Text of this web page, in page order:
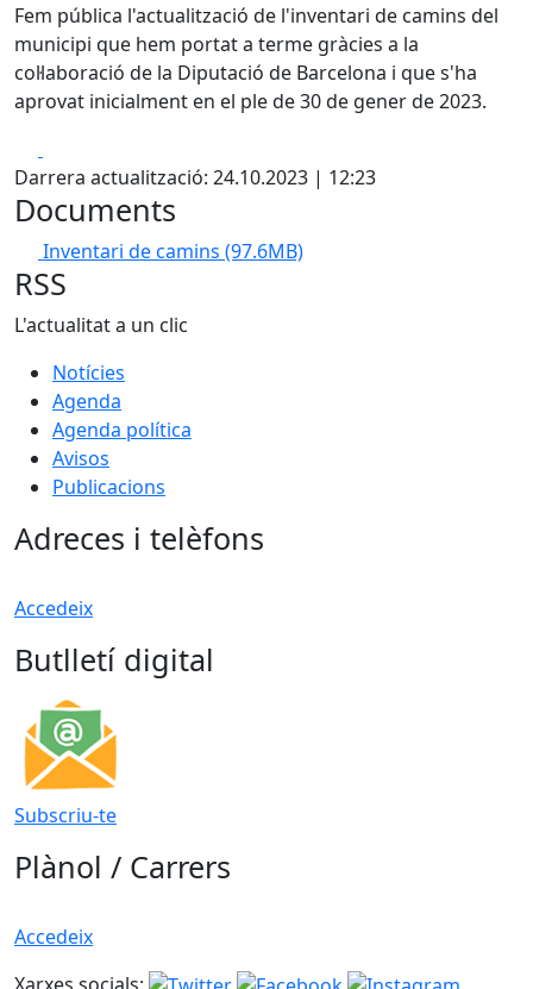
Fem pública l'actualització de l'inventari de camins del
municipi que hem portat a terme gràcies a la
col·laboració de la Diputació de Barcelona i que s'ha
aprovat inicialment en el ple de 30 de gener de 2023.
Darrera actualització: 24.10.2023 | 12:23
Documents
Inventari de camins (97.6MB)
RSS
L'actualitat a un clic
Notícies
Agenda
Agenda política
Avisos
Publicacions
Adreces i telèfons
Accedeix
Butlletí digital
Subscriu-te
Plànol / Carrers
Accedeix